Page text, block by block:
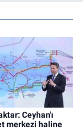
Ceyhan'ı
merkezi haline